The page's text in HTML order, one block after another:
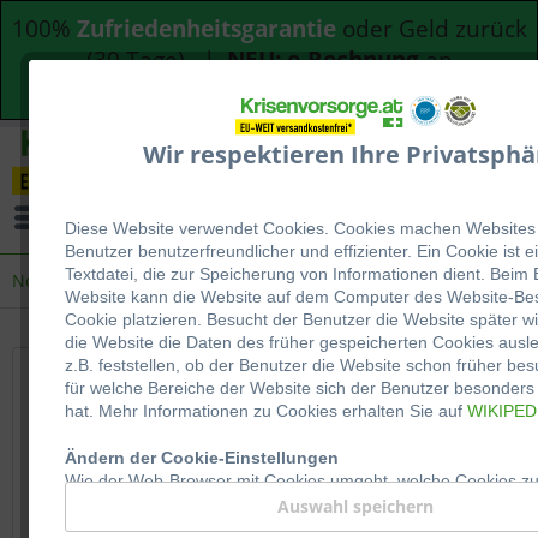
100% Zufriedenheitsgarantie oder Geld zurück
(30 Tage) |NEU: e-Rechnungan
Bundesdienststellen
Menü
Wir respektieren Ihre
Diese Website verwendet Cookies. Cookies machen
Benutzer benutzerfreundlicher und effizienter. Ein Cookie ist
Textdatei, die zur Speicherung von Informationen dient. Beim
Website kann die Website auf dem Computer des Website-
Cookie platzieren. Besucht der Benutzer die Website später
die Website die Daten des früher gespeicherten Cookies
z.B. feststellen, ob der Benutzer die Website schon früher
für welche Bereiche der Website sich der Benutzer
hat. Mehr Informationen zu Cookies erhalten Sie auf
Ändern der Cookie-Einstellungen
Wie der Web-Browser mit Cookies umgeht, welche Cookies
oder abgelehnt werden, kann der Benutzer in den
Browsers festlegen. Wo genau sich diese Einstellungen
Auswahl speichern
Notration
Notration - Übersicht & Vergleich
Notrationen BP-WR, NRG-5, Seven Oceans Die folgenden
Notrationen werden seit vielen Jahren von
Hilfsorganisationen, im Katastrophenschutz, bei Militär
und Marine (Seven Oceans als...mehr erfahren »